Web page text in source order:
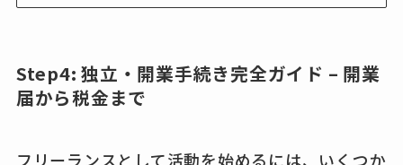
Step4: 独立・開業手続き完全ガイド – 開業
届から税金まで
フリーランスとして活動を始めるには、いくつか